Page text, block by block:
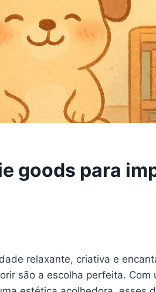
goods para
relaxante, criativa e
são a escolha perfeita.